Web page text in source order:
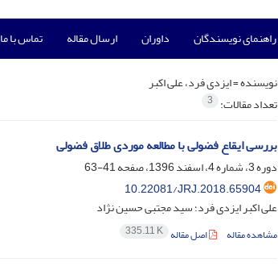
راهنمای نویسندگان داوران ارسال مقاله تماس با ما
نویسنده =ایزدی فرد، علی اکبر
تعداد مقالات: 3
بررسی ایقاع فضولی با مطالعه موردی طلاق فضولی
دوره 3، شماره 4، اسفند 1396، صفحه
41-63
10.22081/JRJ.2018.65904
علی اکبر ایزدی فرد؛ سید مجتبی حسین نژاد
مشاهده مقاله اصل مقاله 335.11 K